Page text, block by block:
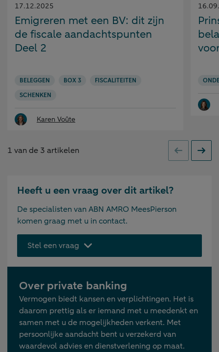
Gepubliceerd
op:
17.12.2025
Emigreren met een BV: dit zijn
de fiscale aandachtspunten
Deel 2
BELEGGEN BOX 3
FISCALITEITEN
SCHENKEN
Karen Voûte
op:
1 van de 3 artikelen Vorige
Heeft u een vraag over dit artikel?
De specialisten van ABN AMRO MeesPierson
komen graag met u in contact.
Stel een vraag
Over private banking
Vermogen biedt kansen en verplichtingen. Het is
daarom prettig als er iemand met u meedenkt en
samen met u de mogelijkheden verkent. Met
persoonlijke aandacht bent u verzekerd van
waardevol advies en dienstverlening op maat.